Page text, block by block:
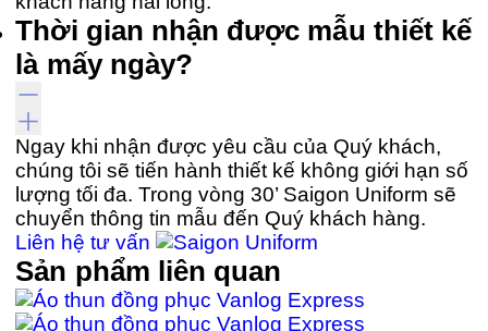
Thời gian nhận được mẫu thiết kế
là mấy ngày?
Ngay khi nhận được yêu cầu của Quý khách,
chúng tôi sẽ tiến hành thiết kế không giới hạn số
lượng tối đa. Trong vòng 30’ Saigon Uniform sẽ
chuyển thông tin mẫu đến Quý khách hàng.
Liên hệ tư vấn
Sản phẩm liên quan